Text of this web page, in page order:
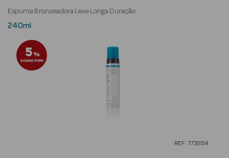
Beauty Season
Beauty Season
Cosmética
Espuma Bronzeadora Leve Longa Duração
240ml
5%
SOBRE PVPR
REF: 7735154